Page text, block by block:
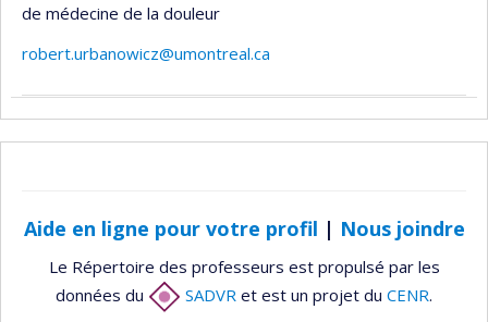
de médecine de la douleur
robert.urbanowicz@umontreal.ca
Aide en ligne pour votre profil | Nous joindre
Le Répertoire des professeurs est propulsé par les
données du
SADVR et est un projet du CENR.